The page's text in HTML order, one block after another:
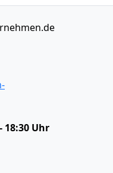
18:30 Uhr